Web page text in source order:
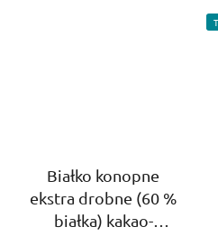
Białko konopne
ekstra drobne (60 %
białka) kakao-